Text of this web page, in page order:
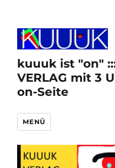
kuuuk ist "on"
VERLAG mit 3
on-Seite
MENÜ